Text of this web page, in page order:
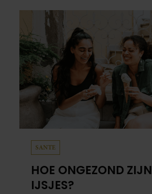
SANTE
HOE ONGEZOND ZIJN
IJSJES?